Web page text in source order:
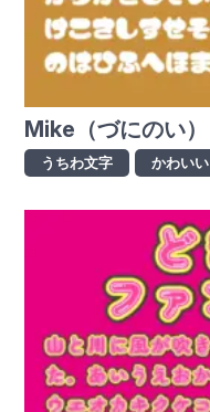
Mike（づにのい）
うちわ文字 かわいい